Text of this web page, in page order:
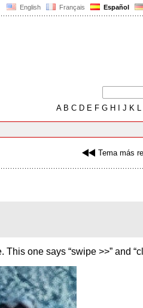
English Français Español
AB C D E F G H J K L
Tema más
one says “swipe >>” and